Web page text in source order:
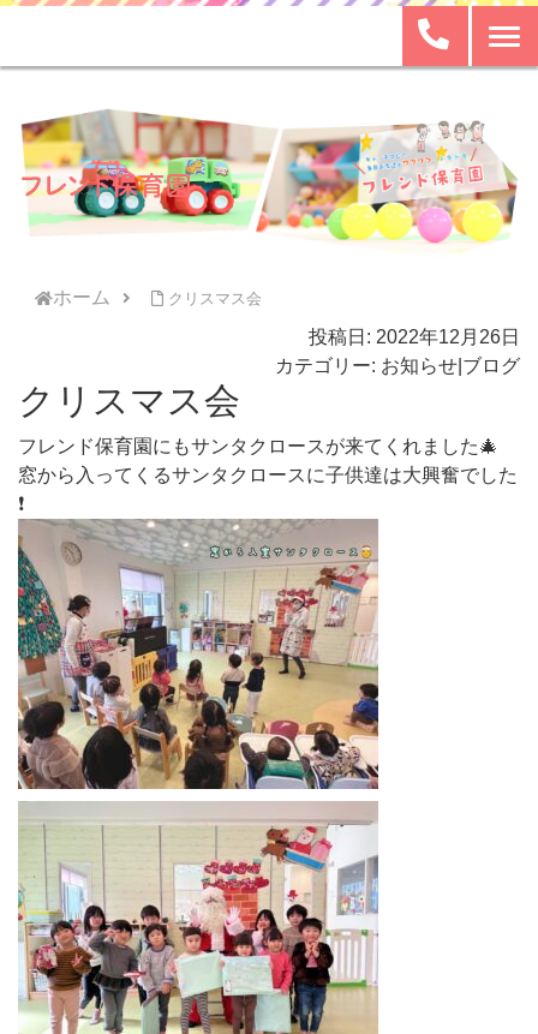
ホーム クリスマス会
投稿日: 2022年12月26日
カテゴリー: お知らせ ブログ
クリスマス会
フレンド保育園にもサンタクロースが来てくれました🎄
窓から入ってくるサンタクロースに子供達は大興奮でした
❗️